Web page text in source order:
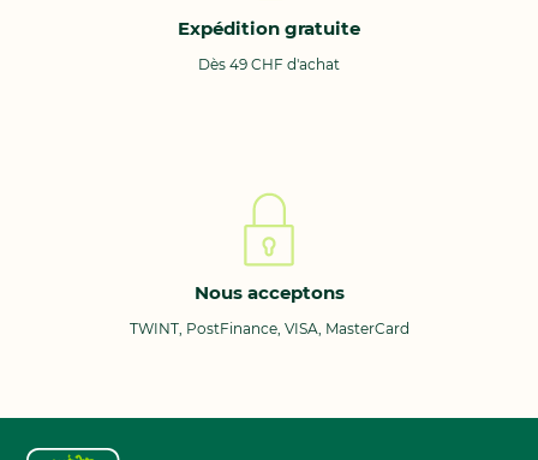
Expédition gratuite
Dès 49 CHF d'achat
Nous acceptons
TWINT, PostFinance, VISA, MasterCard